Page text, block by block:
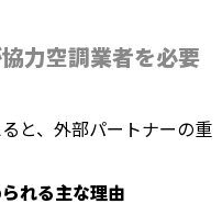
力空調業者を必要
と、外部パートナーの重
れる主な理由